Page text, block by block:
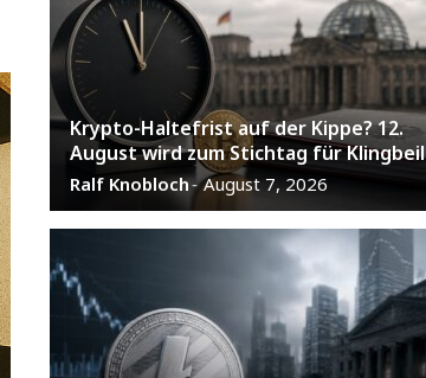
Krypto-Haltefrist auf der Kippe? 12.
August wird zum Stichtag für Klingbeil
Ralf Knobloch- August 7, 2026